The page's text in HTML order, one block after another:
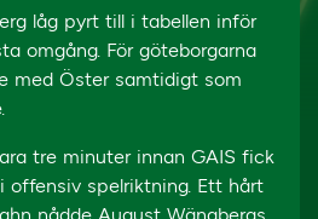
låg pyrt till i tabellen inför
omgång. För göteborgarna
med Öster samtidigt som
tre minuter innan GAIS fick
offensiv spelriktning. Ett hårt